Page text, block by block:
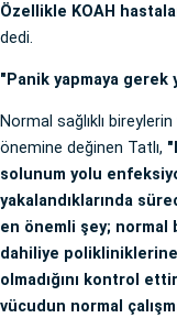
Özellikle KOAH
dedi.
"Panik yapmaya gerek
Normal sağlıklı
önemine değinen Tatlı,
solunum yolu
yakalandıklarında
en önemli şey; normal
dahiliye
olmadığını kontrol
vücudun normal